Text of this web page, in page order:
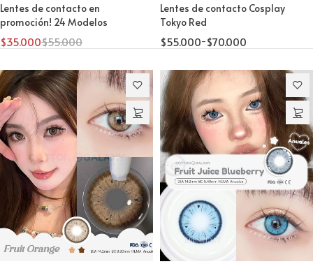
Lentes de contacto en
promoción! 24 Modelos
$55.000
$35.000
Lentes de contacto Cosplay
Tokyo Red
$55.000-$70.000